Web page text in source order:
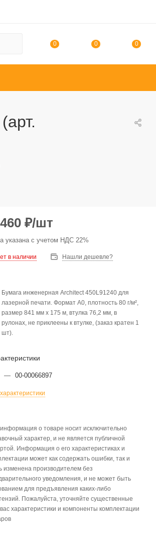
0 0 0
₽/шт
указана с учетом НДС 22%
в наличии Нашли дешевле?
Бумага инженерная Architect 450L91240 для
лазерной печати. Формат А0, плотность 80 г/м²,
размер 841 мм х 175 м, втулка 76,2 мм, в
рулонах, не приклеены к втулке, (заказ кратен 1
шт).
— 00-00066897
о товаре носит исключительно
характер, и не является публичной
Информация о его характеристиках и
может как содержать ошибки, так и
изменена производителем без
уведомления, и не может быть
для предъявления каких-либо
Пожалуйста, уточняйте существенные
характеристики и компоненты комплектации